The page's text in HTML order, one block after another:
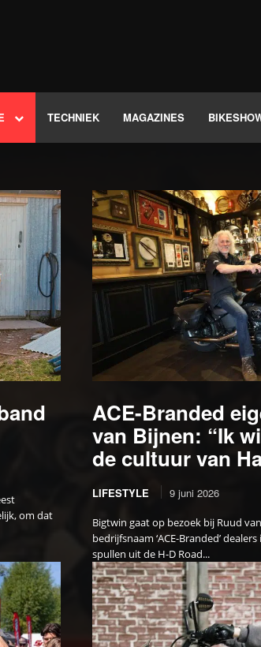
TECHNIEK MAGAZINES
om dat
ACE-Branded
van Bijnen: “Ik
de cultuur van
LIFESTYLE 9 juni 2026
Bigtwin gaat op bezoek bij Ruud
bedrijfsnaam ‘ACE-Branded’
spullen uit de H-D Road...